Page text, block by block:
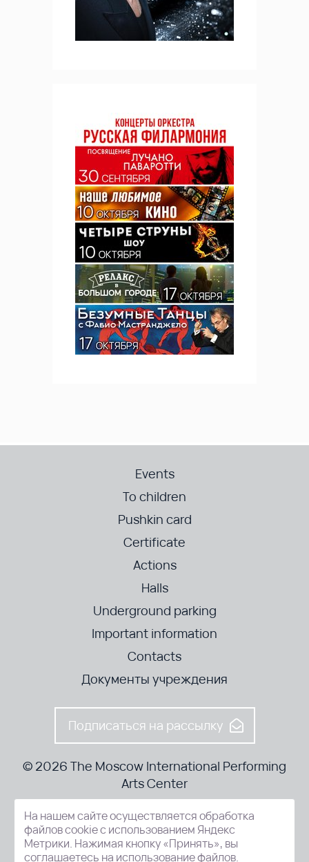
Events
To children
Pushkin card
Certificate
Actions
Halls
Underground parking
Important information
Contacts
Документы учреждения
Подписаться на рассылку
© 2026 The Moscow International Performing
Arts Center
52-8, Kosmodamianskaya nab., Moscow, 115054, Russia
На нашем сайте осуществляется обработка
файлов cookie с использованием Яндекс
Метрики. Нажимая кнопку «Принять», вы
соглашаетесь на использование файлов.